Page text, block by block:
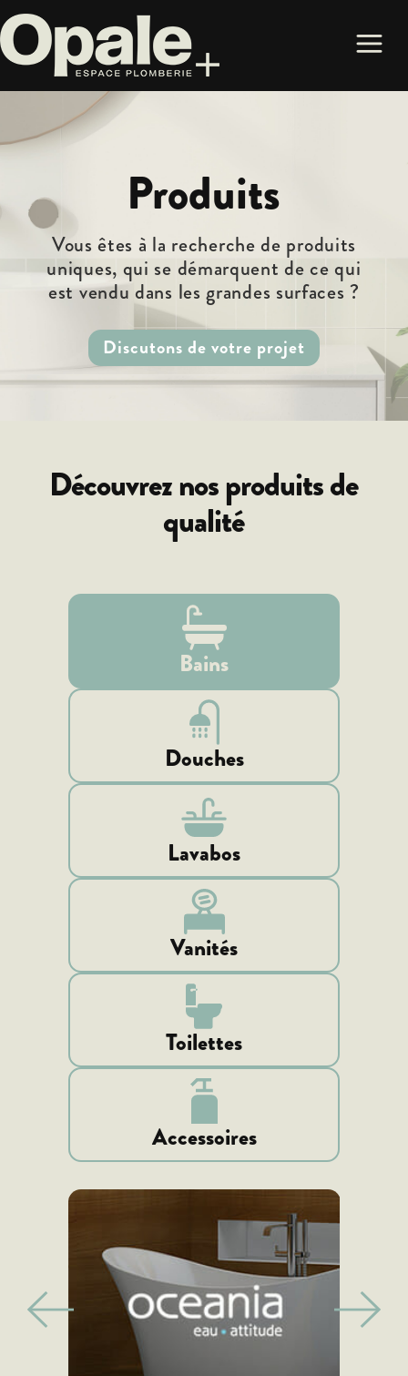
Produits
Vous êtes à la recherche de produits
uniques, qui se démarquent de ce qui
est vendu dans les grandes surfaces ?
Discutons de votre projet
Découvrez nos produits de
qualité
Bains
Douches
Lavabos
Vanités
Toilettes
Accessoires